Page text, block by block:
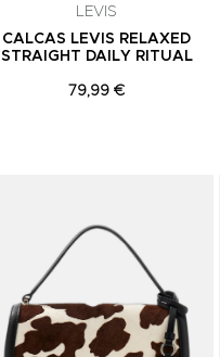
LEVIS
CALCAS LEVIS RELAXED
STRAIGHT DAILY RITUAL
79,99 €